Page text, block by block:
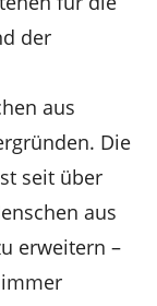
der
aus
Die
seit über
aus
erweitern –